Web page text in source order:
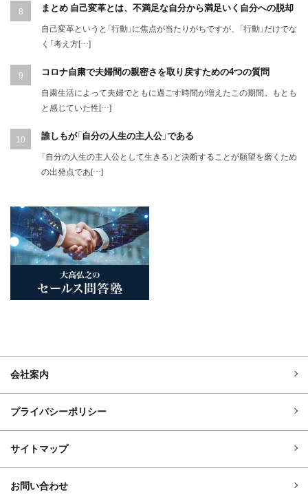
まとめ 自己変革とは、不満足な自分から満足いく自分への脱却
自己変革というと「行動」に焦点が当たりがちですが、「行動」だけでな
く「考え方[…]
コロナ自粛で夫婦間の親密さを取り戻すための4つの質問
自粛生活によって夫婦でともに過ごす時間が増えたこの期間。もとも
と感じていた性[…]
誰しもが「自分の人生の主人公」である
「自分の人生の主人公として生きる」と決断することが願望を磨くため
の出発点であ[…]
会社案内
プライバシーポリシー
サイトマップ
お問い合わせ